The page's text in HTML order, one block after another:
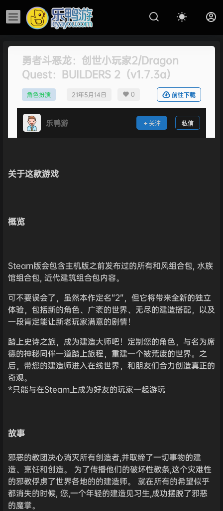
勇者斗恶龙：创世小玩家2/Dragon
Quest：BUILDERS 2（v1.7.3a）
角色扮演 21年5月14日 0 前往下载
乐鸭游 关注 私信
关于这款游戏
概览
Steam版会包含主机版之前发布过的所有和风组合包, 水族
馆组合包, 近代建筑组合包内容。
可不要误会了，虽然本作定名“2”，但它将带来全新的独立
体验，包括新的角色、广袤的世界、无尽的建造搭配，以及
一段肯定能让新老玩家满意的剧情！
踏上史诗之旅，成为建造大师吧！定制您的角色，与名为席
德的神秘同伴一道踏上旅程，重建一个被荒废的世界。之
后，带您的建造师进入在线世界，和朋友们合力创造真正的
奇观。
*只能与在Steam上成为好友的玩家一起游玩
故事
邪恶的教团决心消灭所有创造者,并取缔了一切事物的建
造、烹饪和创造。 为了传播他们的破坏性教条,这个灾难性
的邪教俘虏了世界各地的的建造师。 就在所有的希望似乎
都消失的时候, 您,一个年轻的建造见习生,成功摆脱了邪恶
的魔掌。